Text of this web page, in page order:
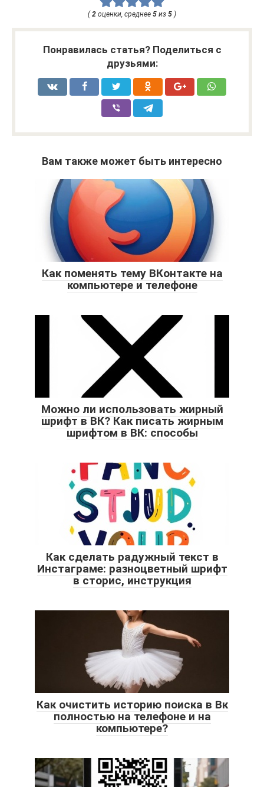
(2 оценки, среднее 5 из 5 )
Понравилась статья? Поделиться с
друзьями:
Вам также может быть интересно
Как поменять тему ВКонтакте на
компьютере и телефоне
Можно ли использовать жирный
шрифт в ВК? Как писать жирным
шрифтом в ВК: способы
Как сделать радужный текст в
Инстаграме: разноцветный шрифт
в сторис, инструкция
Как очистить историю поиска в Вк
полностью на телефоне и на
компьютере?